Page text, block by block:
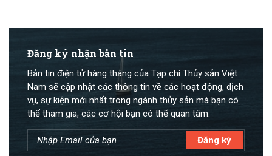
Đăng ký nhận bản tin
Bản tin điện tử hàng tháng của Tạp chí Thủy sản Việt
Nam sẽ cập nhật các thông tin về các hoạt động, dịch
vụ, sự kiện mới nhất trong ngành thủy sản mà bạn có
thể tham gia, các cơ hội bạn có thể quan tâm.